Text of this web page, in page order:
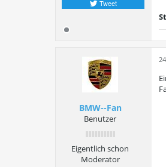
Tweet
BMW--Fan
Benutzer
Eigentlich schon
Moderator